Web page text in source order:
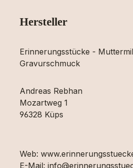
Hersteller
Erinnerungsstücke -
Gravurschmuck
Andreas Rebhan
Mozartweg 1
96328 Küps
Web:
E-Mail: